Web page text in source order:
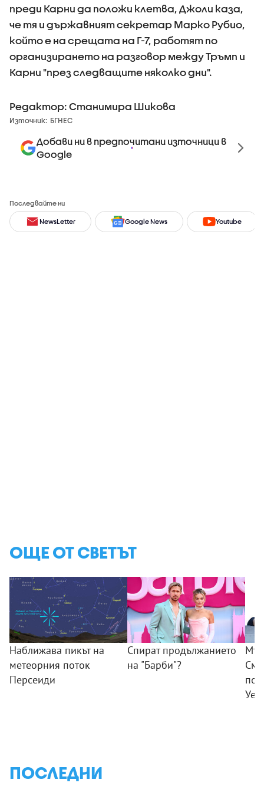
преди Карни да положи клетва, Джоли каза,
че тя и държавният секретар Марко Рубио,
който е на срещата на Г-7, работят по
организирането на разговор между Тръмп и
Карни "през следващите няколко дни".
Редактор: Станимира Шикова
Източник: БГНЕС
Добави ни в предпочитани източници в
Google
Последвайте ни
NewsLetter Google News Youtube
ОЩЕ ОТ СВЕТЪТ
Наближава пикът на
метеорния поток
Персеиди
Спират продължанието
на "Барби"?
ПОСЛЕДНИ